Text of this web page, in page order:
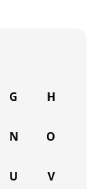
G H
N O
U V